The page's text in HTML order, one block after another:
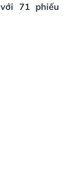
71 phiếu